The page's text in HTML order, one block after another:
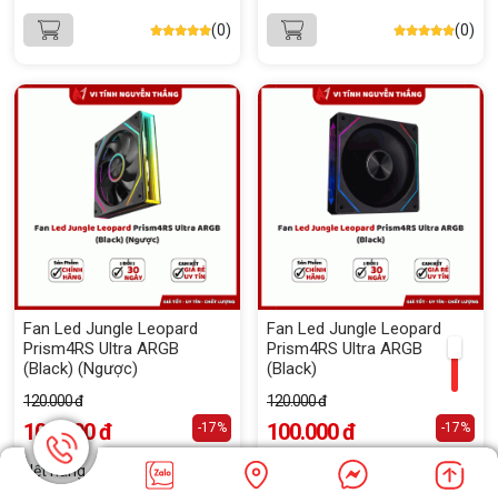
(0) (0)
Fan Led Jungle Leopard
Prism4RS Ultra ARGB
(Black) (Ngược)
120.000 đ
100.000 đ -17%
Hết hàng
Fan Led Jungle Leopard
Prism4RS Ultra ARGB
(Black)
120.000 đ
100.000 đ -17%
Hết hàng (0)